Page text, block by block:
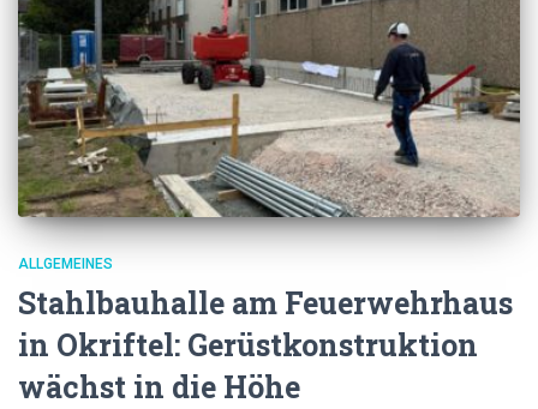
ALLGEMEINES
Stahlbauhalle am Feuerwehrhaus
in Okriftel: Gerüstkonstruktion
wächst in die Höhe